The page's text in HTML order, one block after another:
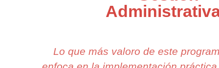
Lo que más valoro de este